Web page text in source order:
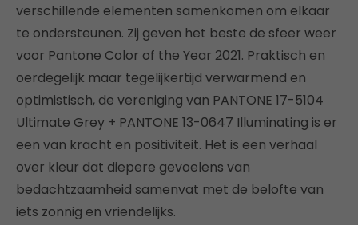
verschillende elementen samenkomen om elkaar
te ondersteunen. Zij geven het beste de sfeer weer
voor Pantone Color of the Year 2021. Praktisch en
oerdegelijk maar tegelijkertijd verwarmend en
optimistisch, de vereniging van PANTONE 17-5104
Ultimate Grey + PANTONE 13-0647 Illuminating is er
een van kracht en positiviteit. Het is een verhaal
over kleur dat diepere gevoelens van
bedachtzaamheid samenvat met de belofte van
iets zonnig en vriendelijks.